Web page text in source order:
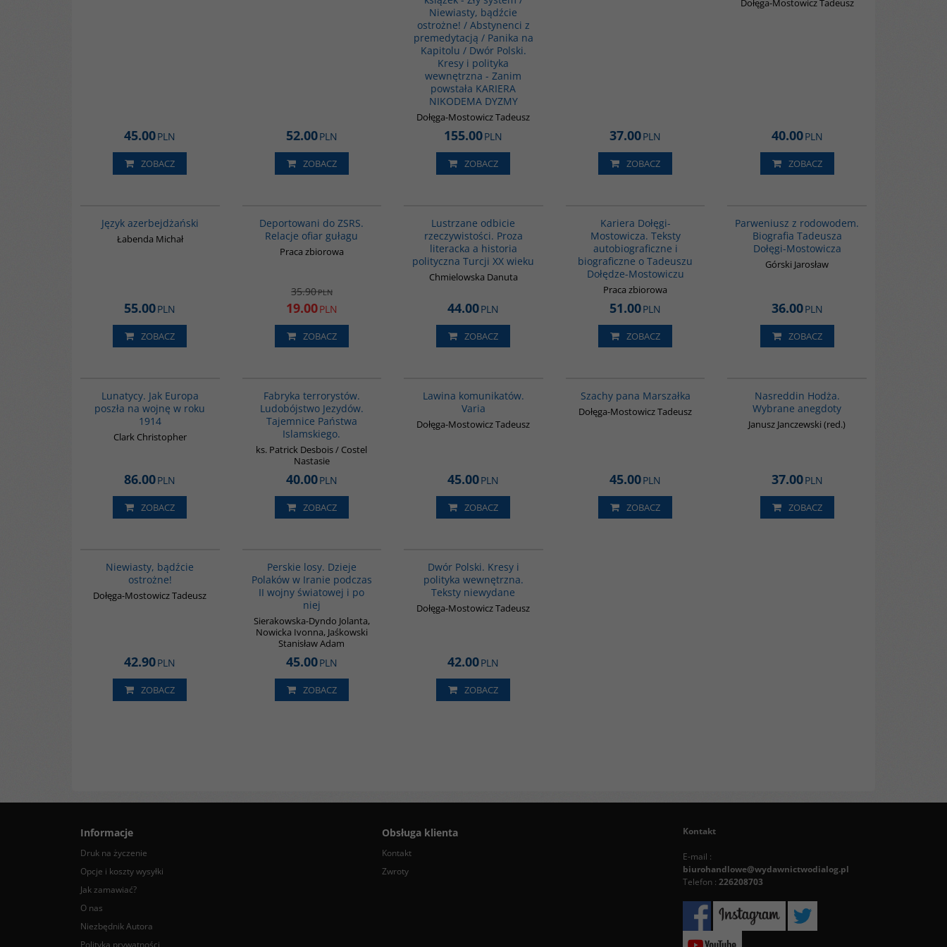
45.00PLN
ZOBACZ
52.00PLN
ZOBACZ
Niewiasty, bądźcie
ostrożne! / Abstynenci z
premedytacją / Panika na
Kapitolu / Dwór Polski.
Kresy i polityka
wewnętrzna - Zanim
powstała KARIERA
NIKODEMA DYZMY
Dołęga-Mostowicz Tadeusz
155.00PLN
ZOBACZ
37.00PLN
ZOBACZ
Dołęga-Mostowicz Tadeusz
40.00PLN
ZOBACZ
Język azerbejdżański
Łabenda Michał
55.00PLN
ZOBACZ
Deportowani do ZSRS.
Relacje ofiar gułagu
Praca zbiorowa
35.90PLN
19.00PLN
ZOBACZ
Lustrzane odbicie
rzeczywistości. Proza
literacka a historia
polityczna Turcji XX wieku
Chmielowska Danuta
44.00PLN
ZOBACZ
Kariera Dołęgi-
Mostowicza. Teksty
autobiograficzne i
biograficzne o Tadeuszu
Dołędze-Mostowiczu
Praca zbiorowa
51.00PLN
ZOBACZ
Parweniusz z rodowodem.
Biografia Tadeusza
Dołęgi-Mostowicza
Górski Jarosław
36.00PLN
ZOBACZ
Lunatycy. Jak Europa
poszła na wojnę w roku
1914
Clark Christopher
86.00PLN
ZOBACZ
Fabryka terrorystów.
Ludobójstwo Jezydów.
Tajemnice Państwa
Islamskiego.
ks. Patrick Desbois / Costel
Nastasie
40.00PLN
ZOBACZ
Lawina komunikatów.
Varia
Dołęga-Mostowicz Tadeusz
45.00PLN
ZOBACZ
Szachy pana Marszałka
Dołęga-Mostowicz Tadeusz
45.00PLN
ZOBACZ
Nasreddin Hodża.
Wybrane anegdoty
Janusz Janczewski (red.)
37.00PLN
ZOBACZ
Niewiasty, bądźcie
ostrożne!
Dołęga-Mostowicz Tadeusz
42.90PLN
ZOBACZ
Perskie losy. Dzieje
Polaków w Iranie podczas
II wojny światowej i po
niej
Sierakowska-Dyndo Jolanta,
Nowicka Ivonna, Jaśkowski
Stanisław Adam
45.00PLN
ZOBACZ
Dwór Polski. Kresy i
polityka wewnętrzna.
Teksty niewydane
Dołęga-Mostowicz Tadeusz
42.00PLN
ZOBACZ
Informacje
Druk na życzenie
Opcje i koszty wysyłki
Jak zamawiać?
O nas
Niezbędnik Autora
Polityka prywatności
Obsługa klienta
Kontakt
Zwroty
Kontakt
E-mail :
biurohandlowe@wydawnictwodialog.pl
Telefon : 226208703